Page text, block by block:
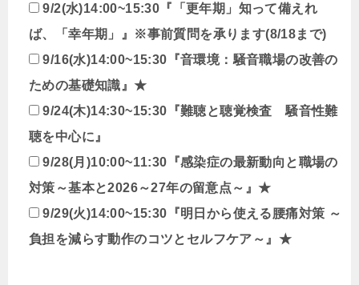
9/2(水)14:00~15:30『「更年期」知って備えれ
ば、「幸年期」』※事前質問を承ります(8/18まで)
9/16(水)14:00~15:30『音環境：騒音職場の改善の
ための基礎知識』★
9/24(木)14:30~15:30『難聴と聴覚検査 騒音性難
聴を中心に』
9/28(月)10:00~11:30『感染症の最新動向と職場の
対策～基本と2026～27年の留意点～』★
9/29(火)14:00~15:30『明日から使える腰痛対策 ～
負担を減らす動作のコツとセルフケア～』★